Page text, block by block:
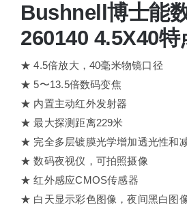
Bushnell博士能
260140 4.5X40特
★ 4.5倍放大，40毫米物镜口径
★ 5〜13.5倍数码变焦
★ 内置主动红外发射器
★ 最大探测距离229米
★ 完全多层镀膜光学增加透光性和
★ 数码夜视仪，可拍照摄像
★ 红外感应CMOS传感器
★ 白天显示彩色图像，夜间黑白图